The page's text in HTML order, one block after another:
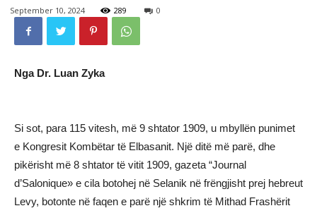
September 10, 2024 289 0
Nga Dr. Luan Zyka
Si sot, para 115 vitesh, më 9 shtator 1909, u mbyllën punimet
e Kongresit Kombëtar të Elbasanit. Një ditë më parë, dhe
pikërisht më 8 shtator të vitit 1909, gazeta “Journal
d’Salonique» e cila botohej në Selanik në frëngjisht prej hebreut
Levy, botonte në faqen e parë një shkrim të Mithad Frashërit